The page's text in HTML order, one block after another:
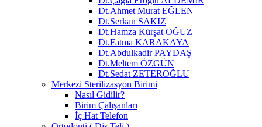
Dt.Ahmet Murat EĞLEN
Dt.Serkan SAKIZ
Dt.Hamza Kürşat OĞUZ
Dt.Fatma KARAKAYA
Dt.Abdulkadir PAYDAŞ
Dt.Meltem ÖZGÜN
Dt.Sedat ZETEROĞLU
Merkezi Sterilizasyon Birimi
Nasıl Gidilir?
Birim Çalışanları
İç Hat Telefon